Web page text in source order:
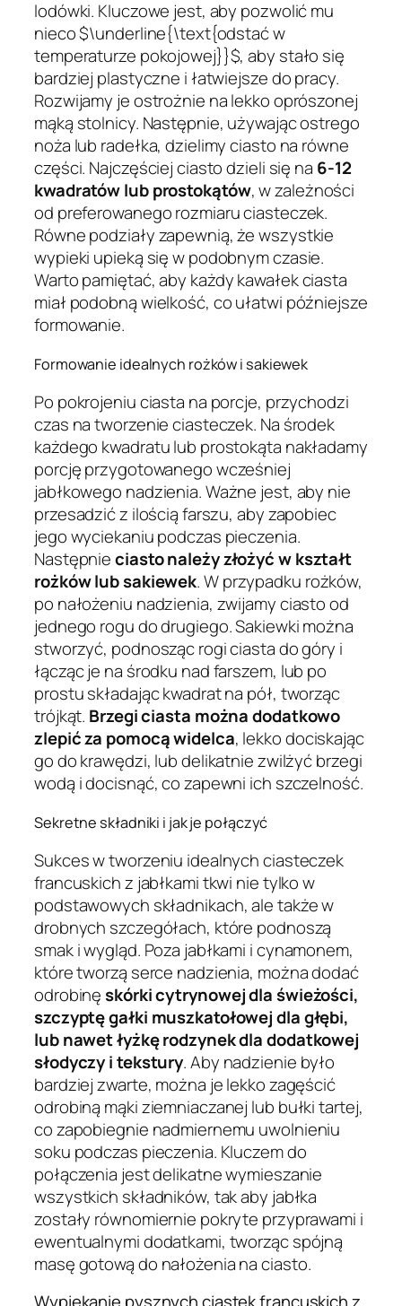
lodówki. Kluczowe jest, aby pozwolić mu
nieco $\underline{\text{odstać w
temperaturze pokojowej}}$, aby stało się
bardziej plastyczne i łatwiejsze do pracy.
Rozwijamy je ostrożnie na lekko oprószonej
mąką stolnicy. Następnie, używając ostrego
noża lub radełka, dzielimy ciasto na równe
części. Najczęściej ciasto dzieli się na 6-12
kwadratów lub prostokątów, w zależności
od preferowanego rozmiaru ciasteczek.
Równe podziały zapewnią, że wszystkie
wypieki upieką się w podobnym czasie.
Warto pamiętać, aby każdy kawałek ciasta
miał podobną wielkość, co ułatwi późniejsze
formowanie.
Formowanie idealnych rożków i sakiewek
Po pokrojeniu ciasta na porcje, przychodzi
czas na tworzenie ciasteczek. Na środek
każdego kwadratu lub prostokąta nakładamy
porcję przygotowanego wcześniej
jabłkowego nadzienia. Ważne jest, aby nie
przesadzić z ilością farszu, aby zapobiec
jego wyciekaniu podczas pieczenia.
Następnieciasto należy złożyć w kształt
rożków lub sakiewek. W przypadku rożków,
po nałożeniu nadzienia, zwijamy ciasto od
jednego rogu do drugiego. Sakiewki można
stworzyć, podnosząc rogi ciasta do góry i
łącząc je na środku nad farszem, lub po
prostu składając kwadrat na pół, tworząc
trójkąt. Brzegi ciasta można dodatkowo
zlepić za pomocą widelca, lekko dociskając
go do krawędzi, lub delikatnie zwilżyć brzegi
wodą i docisnąć, co zapewni ich szczelność.
Sekretne składniki i jak je połączyć
Sukces w tworzeniu idealnych ciasteczek
francuskich z jabłkami tkwi nie tylko w
podstawowych składnikach, ale także w
drobnych szczegółach, które podnoszą
smak i wygląd. Poza jabłkami i cynamonem,
które tworzą serce nadzienia, można dodać
odrobinęskórki cytrynowej dla świeżości,
szczyptę gałki muszkatołowej dla głębi,
lub nawet łyżkę rodzynek dla dodatkowej
słodyczy i tekstury. Aby nadzienie było
bardziej zwarte, można je lekko zagęścić
odrobiną mąki ziemniaczanej lub bułki tartej,
co zapobiegnie nadmiernemu uwolnieniu
soku podczas pieczenia. Kluczem do
połączenia jest delikatne wymieszanie
wszystkich składników, tak aby jabłka
zostały równomiernie pokryte przyprawami i
ewentualnymi dodatkami, tworząc spójną
masę gotową do nałożenia na ciasto.